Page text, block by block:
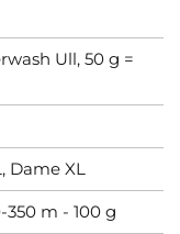
Ull, 50 g =
Dame XL
350 m - 100 g